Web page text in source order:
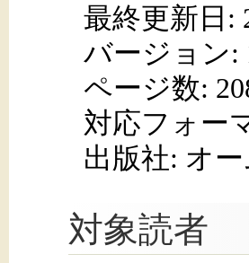
最終更新日:
バージョン:
ページ数:
対応フォー
出版社: オ
対象読者